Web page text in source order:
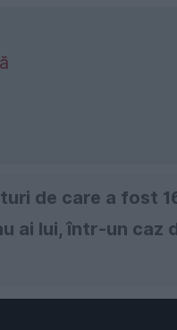
de care a fost
ai lui, într-un